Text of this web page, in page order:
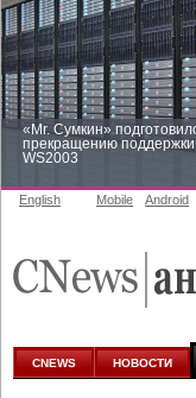
«Mr. Сумкин»
прекращению поддержки
WS2003
аналитике
English Mobile Android
CNEWS НОВОСТИ